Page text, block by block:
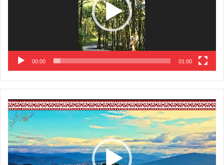
00:00 01:00
Video
Player